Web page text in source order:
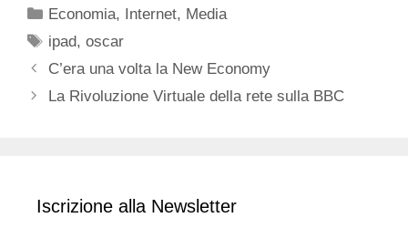
Categorie
Economia, Internet, Media
Tag
ipad,oscar
C’era una volta la New Economy
La Rivoluzione Virtuale della rete sulla BBC
Iscrizione alla Newsletter